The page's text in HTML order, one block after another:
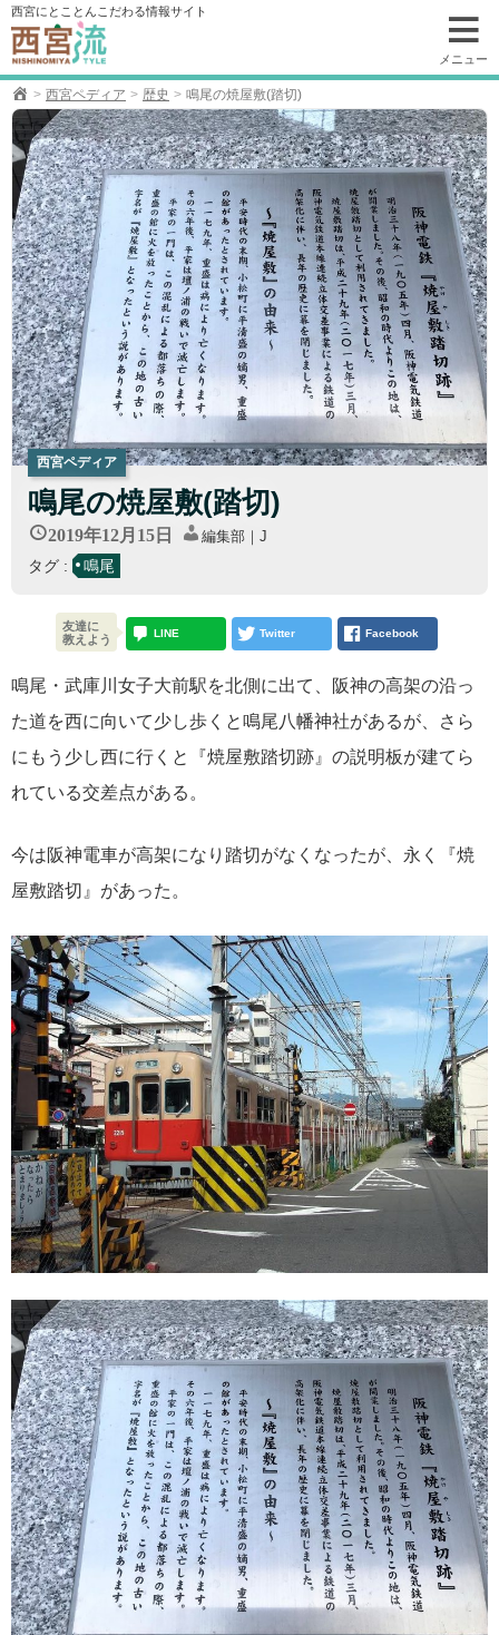
コ
ン
テ
ン
ツ
へ
移
動
西宮にとことんこだわる情報サイト
メニュー
西宮ペディア 歴史 鳴尾の焼屋敷(踏切)
西宮ペディア
鳴尾の焼屋敷(踏切)
2019年12月15日 編集部｜J
タグ : 鳴尾
鳴尾・武庫川女子大前駅を北側に出て、阪神の高架の沿っ
た道を西に向いて少し歩くと鳴尾八幡神社があるが、さら
にもう少し西に行くと『焼屋敷踏切跡』の説明板が建てら
れている交差点がある。
今は阪神電車が高架になり踏切がなくなったが、永く『焼
屋敷踏切』があった。
友達に
教えよう
LINE Twitter Facebook